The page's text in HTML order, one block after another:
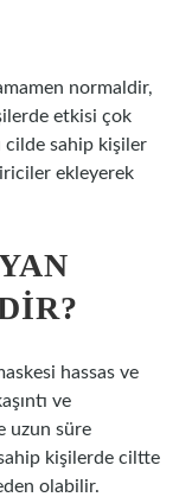
normaldir,
etkisi çok
cilde sahip kişiler
ekleyerek
hassas ve
ve
uzun süre
kişilerde ciltte
olabilir.